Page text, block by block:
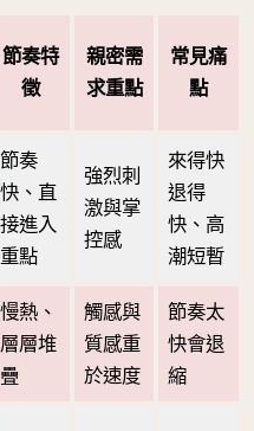
節奏特
徵
親密需
求重點
常見痛
點
節奏
快、直
接進入
重點
強烈刺
激與掌
控感
來得快
退得
快、高
潮短暫
慢熱、
層層堆
疊
觸感與
質感重
於速度
節奏太
快會退
縮